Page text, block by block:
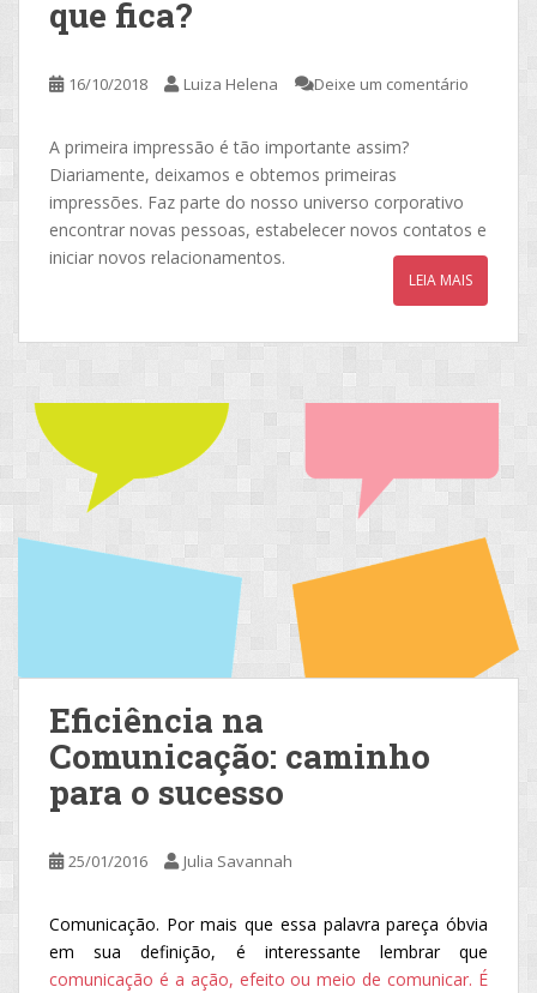
que fica?
16/10/2018 Luiza Helena Deixe um comentário
A primeira impressão é tão importante assim?
Diariamente, deixamos e obtemos primeiras
impressões. Faz parte do nosso universo corporativo
encontrar novas pessoas, estabelecer novos contatos e
iniciar novos relacionamentos.
LEIA MAIS
Eficiência na
Comunicação: caminho
para o sucesso
25/01/2016 Julia Savannah
Comunicação. Por mais que essa palavra pareça óbvia
em sua definição, é interessante lembrar que
comunicação é a ação, efeito ou meio de comunicar. É